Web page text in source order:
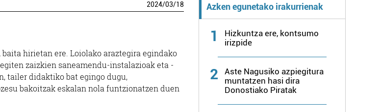
2024/03/18
hirietan ere. Loiolako araztegira egindako
zaizkien saneamendu-instalazioak eta -
tailer didaktiko bat egingo dugu,
bakoitzak eskalan nola funtzionatzen duen
Azken egunetako irakurrienak
1
Hizkuntza ere, kontsumo
irizpide
2
Aste Nagusiko azpiegitura
muntatzen hasi dira
Donostiako Piratak